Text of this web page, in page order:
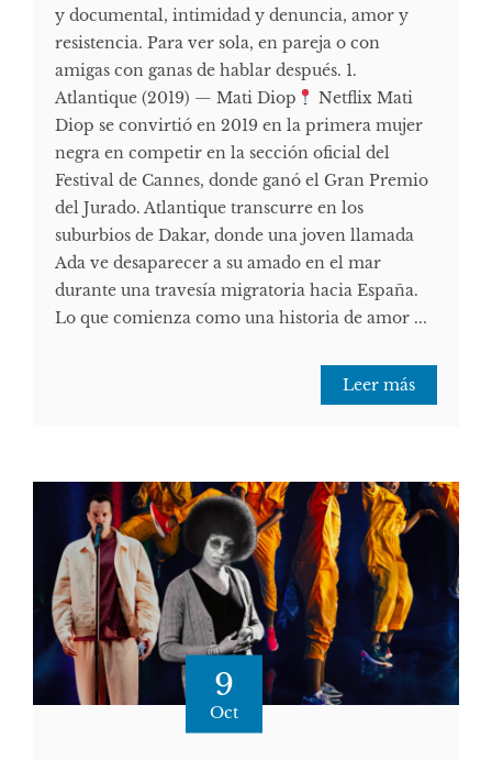
y documental, intimidad y denuncia, amor y
resistencia. Para ver sola, en pareja o con
amigas con ganas de hablar después. 1.
Atlantique (2019) — Mati Diop
Netflix Mati
Diop se convirtió en 2019 en la primera mujer
negra en competir en la sección oficial del
Festival de Cannes, donde ganó el Gran Premio
del Jurado. Atlantique transcurre en los
suburbios de Dakar, donde una joven llamada
Ada ve desaparecer a su amado en el mar
durante una travesía migratoria hacia España.
Lo que comienza como una historia de amor ...
Leer más
9
Oct